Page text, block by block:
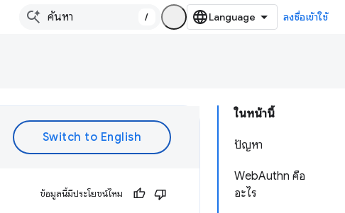
/ ลงชื่อเข้าใช้
ในหน้านี้
ปัญหา
WebAuthn คือ
อะไร
ข้อมูลนี้มีประโยชน์ไหม